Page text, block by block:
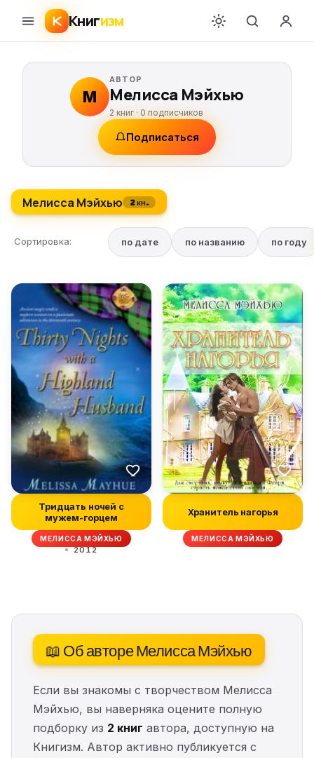
Книгизм
М
АВТОР
Мелисса Мэйхью
2 книг ·0 подписчиков
Подписаться
Мелисса Мэйхью 2 кн.
Сортировка: по дате по названию по году
Тридцать ночей с
мужем-горцем
МЕЛИССА МЭЙХЬЮ
2012
Хранитель нагорья
МЕЛИССА МЭЙХЬЮ
📖 Об авторе Мелисса Мэйхью
Если вы знакомы с творчеством Мелисса
Мэйхью, вы наверняка оцените полную
подборку из 2 книг автора, доступную на
Книгизм. Автор активно публикуется с